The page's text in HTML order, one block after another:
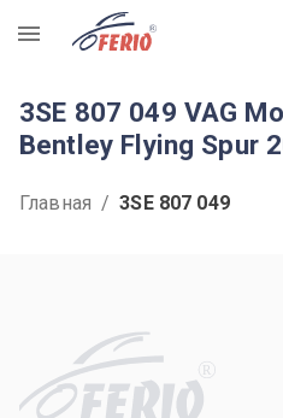
R
3SE 807 049 VAG
Bentley Flying Spur
Главная / 3SE 807 049
R